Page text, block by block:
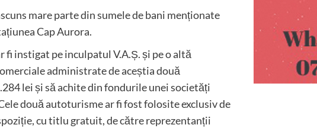
mare parte din sumele de bani menționate
Cap Aurora.
instigat pe inculpatul V.A.Ș. și pe o altă
administrate de aceștia două
lei și să achite din fondurile unei societăți
două autoturisme ar fi fost folosite exclusiv de
cu titlu gratuit, de către reprezentanții